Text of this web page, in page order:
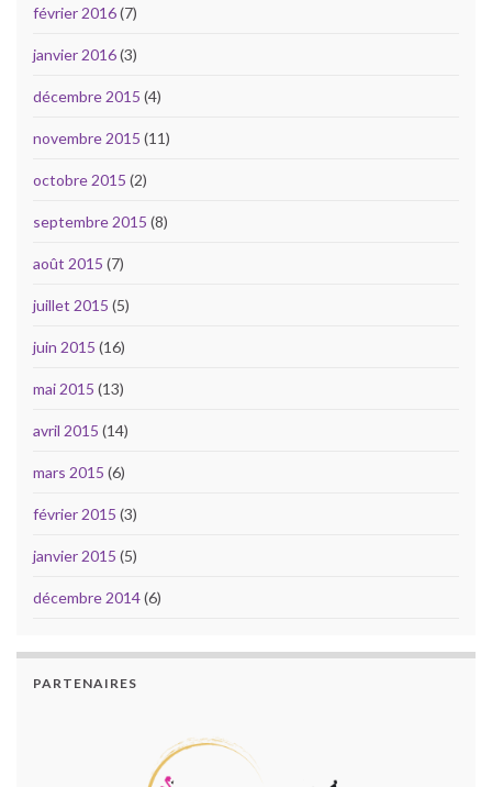
février 2016(7)
janvier 2016(3)
décembre 2015 (4)
novembre 2015 (11)
octobre 2015 (2)
septembre 2015 (8)
août 2015 (7)
juillet 2015 (5)
juin 2015 (16)
mai 2015 (13)
avril 2015 (14)
mars 2015 (6)
février 2015 (3)
janvier 2015 (5)
décembre 2014(6)
PARTENAIRES